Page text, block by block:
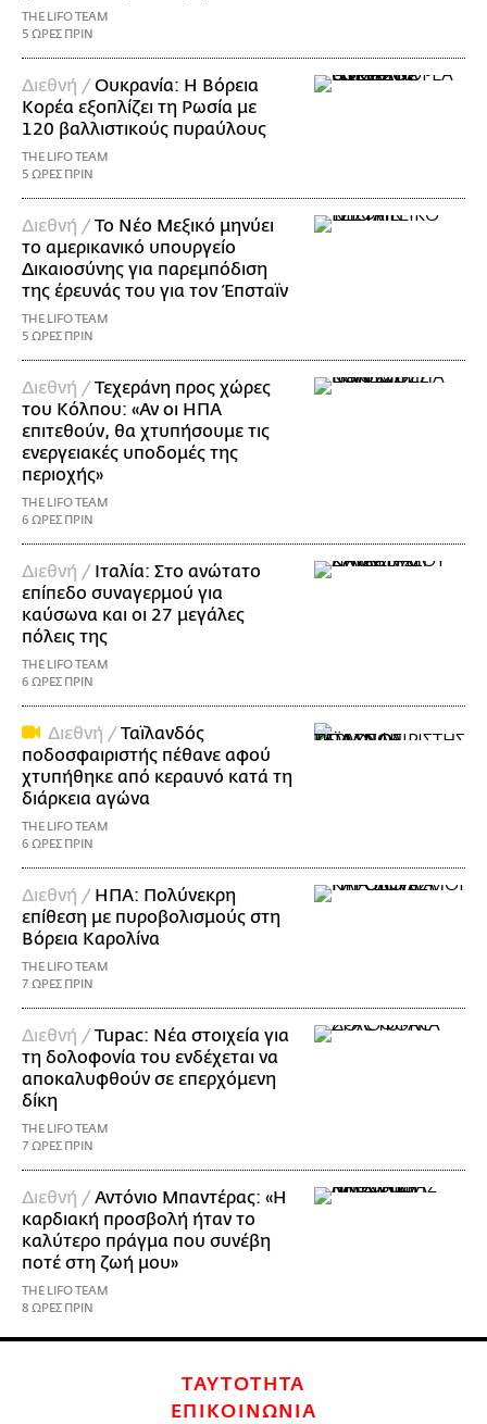
THE LIFO TEAM
5 ΩΡΕΣ ΠΡΙΝ
Διεθνή /Ουκρανία: Η Βόρεια
Κορέα εξοπλίζει τη Ρωσία με
120 βαλλιστικούς πυραύλους
THE LIFO TEAM
5 ΩΡΕΣ ΠΡΙΝ
Διεθνή /Το Νέο Μεξικό μηνύει
το αμερικανικό υπουργείο
Δικαιοσύνης για παρεμπόδιση
της έρευνάς του για τον Έπσταϊν
THE LIFO TEAM
5 ΩΡΕΣ ΠΡΙΝ
Διεθνή /Τεχεράνη προς χώρες
του Κόλπου: «Αν οι ΗΠΑ
επιτεθούν, θα χτυπήσουμε τις
ενεργειακές υποδομές της
περιοχής»
THE LIFO TEAM
6 ΩΡΕΣ ΠΡΙΝ
Διεθνή / Ιταλία: Στο ανώτατο
επίπεδο συναγερμού για
καύσωνα και οι 27 μεγάλες
πόλεις της
THE LIFO TEAM
6 ΩΡΕΣ ΠΡΙΝ
Διεθνή /Ταϊλανδός
ποδοσφαιριστής πέθανε αφού
χτυπήθηκε από κεραυνό κατά τη
διάρκεια αγώνα
THE LIFO TEAM
6 ΩΡΕΣ ΠΡΙΝ
Διεθνή / ΗΠΑ: Πολύνεκρη
επίθεση με πυροβολισμούς στη
Βόρεια Καρολίνα
THE LIFO TEAM
7 ΩΡΕΣ ΠΡΙΝ
Διεθνή /Tupac: Νέα στοιχεία για
τη δολοφονία του ενδέχεται να
αποκαλυφθούν σε επερχόμενη
δίκη
THE LIFO TEAM
7 ΩΡΕΣ ΠΡΙΝ
Διεθνή /Αντόνιο Μπαντέρας: «Η
καρδιακή προσβολή ήταν το
καλύτερο πράγμα που συνέβη
ποτέ στη ζωή μου»
THE LIFO TEAM
8 ΩΡΕΣ ΠΡΙΝ
ΤΑΥΤΟΤΗΤΑ
ΕΠΙΚΟΙΝΩΝΙΑ